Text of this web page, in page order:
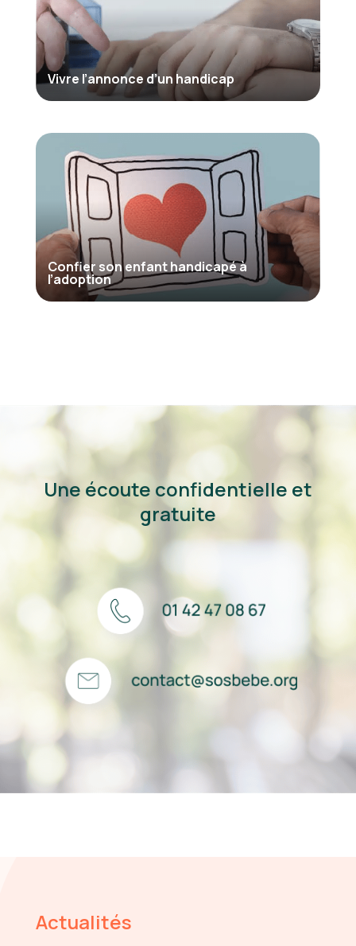
Vivre l’annonce d’un handicap
Confier son enfant handicapé à
l’adoption
Une écoute confidentielle et
gratuite
Actualités